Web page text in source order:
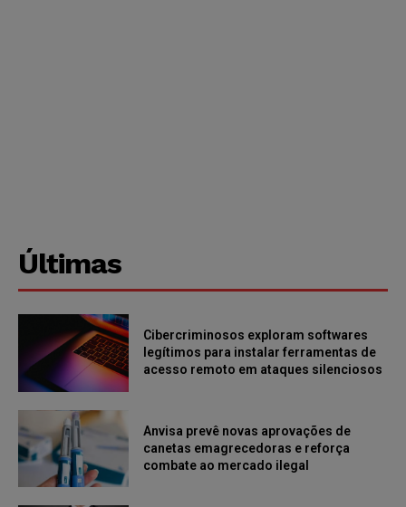
Últimas
Cibercriminosos exploram softwares
legítimos para instalar ferramentas de
acesso remoto em ataques silenciosos
Anvisa prevê novas aprovações de
canetas emagrecedoras e reforça
combate ao mercado ilegal